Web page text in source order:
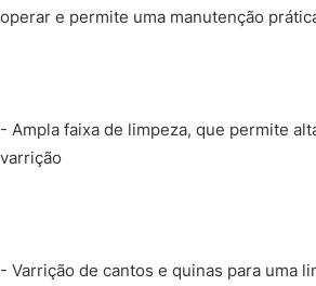
operar e permite uma manutenção
- Ampla faixa de limpeza, que permite
varrição
- Varrição de cantos e quinas para uma